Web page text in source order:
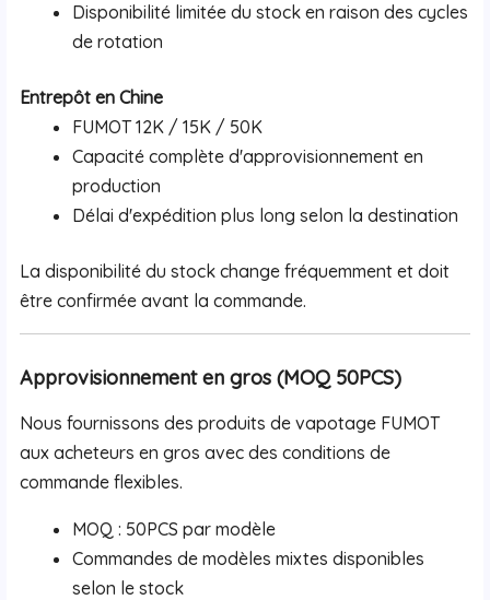
Disponibilité limitée du stock en raison des cycles
de rotation
Entrepôt en Chine
FUMOT 12K / 15K / 50K
Capacité complète d'approvisionnement en
production
Délai d'expédition plus long selon la destination
La disponibilité du stock change fréquemment et doit
être confirmée avant la commande.
Approvisionnement en gros (MOQ 50PCS)
Nous fournissons des produits de vapotage FUMOT
aux acheteurs en gros avec des conditions de
commande flexibles.
MOQ : 50PCS par modèle
Commandes de modèles mixtes disponibles
selon le stock